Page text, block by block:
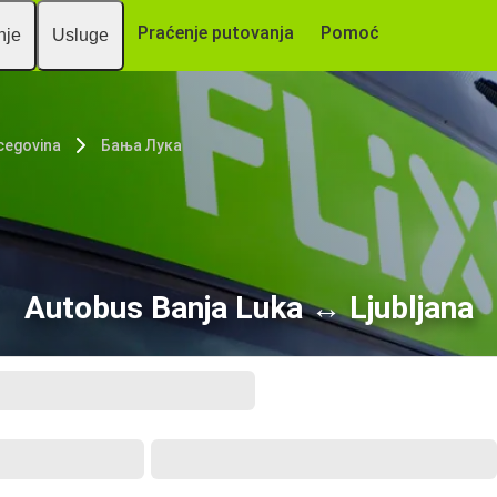
Usluge Praćenje putovanja Pomoć
Бања Лука
Autobus Banja Luka ↔ Ljubljana